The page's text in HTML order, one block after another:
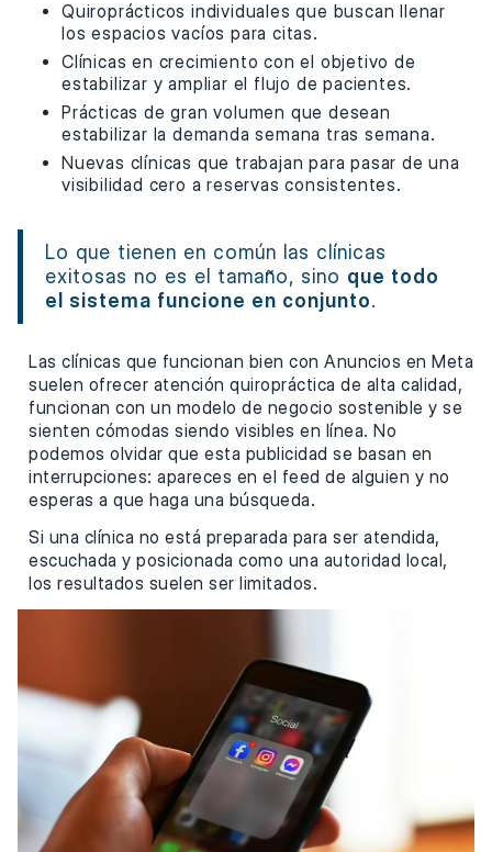
Quiroprácticos individuales que buscan llenar
los espacios vacíos para citas.
Clínicas en crecimiento con el objetivo de
estabilizar y ampliar el flujo de pacientes.
Prácticas de gran volumen que desean
estabilizar la demanda semana tras semana.
Nuevas clínicas que trabajan para pasar de una
visibilidad cero a reservas consistentes.
Lo que tienen en común las clínicas
exitosas no es el tamaño, sino que todo
el sistema funcione en conjunto.
Las clínicas que funcionan bien con Anuncios en Meta
suelen ofrecer atención quiropráctica de alta calidad,
funcionan con un modelo de negocio sostenible y se
sienten cómodas siendo visibles en línea. No
podemos olvidar que esta publicidad se basan en
interrupciones: apareces en el feed de alguien y no
esperas a que haga una búsqueda.
Si una clínica no está preparada para ser atendida,
escuchada y posicionada como una autoridad local,
los resultados suelen ser limitados.